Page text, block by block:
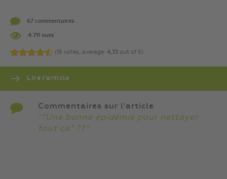
67 commentaires .
4 711 vues
(15 votes, average: 4,33 out of 5)
Lire l’article
Commentaires sur l'article
''“Une bonne épidémie pour nettoyer
tout ça” ??''